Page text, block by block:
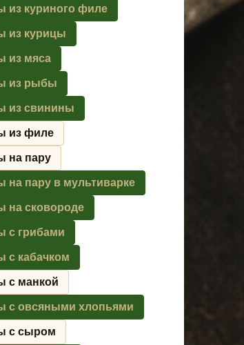
из куриного филе
из курицы
из мяса
из рыбы
из свинины
из филе
на пару
на пару в мультиварке
на сковороде
с грибами
с кабачком
с манкой
с овсяными хлопьями
с сыром